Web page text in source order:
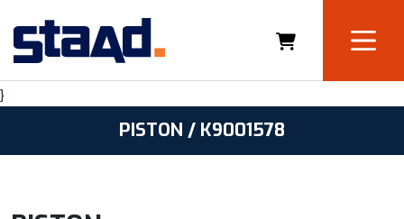
}
PISTON / K9001578